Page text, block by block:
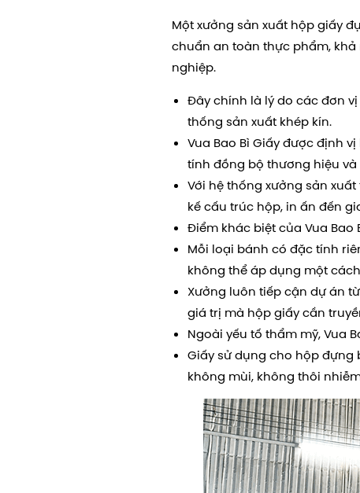
Một xưởng sản xuất hộp giấy
chuẩn an toàn thực phẩm,
nghiệp.
Đây chính là lý do các đơn
thống sản xuất khép kín.
Vua Bao Bì Giấy được định
tính đồng bộ thương hiệu
Với hệ thống xưởng sản
kế cấu trúc hộp, in ấn đến
Điểm khác biệt của Vua
Mỗi loại bánh có đặc tính
không thể áp dụng một
Xưởng luôn tiếp cận dự án
giá trị mà hộp giấy cần
Ngoài yếu tố thẩm mỹ, Vua
Giấy sử dụng cho hộp
không mùi, không thôi